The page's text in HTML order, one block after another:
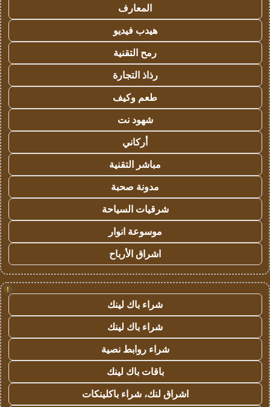
المعارف
هيدب فيديو
رمح التقنية
رذاذ التجارة
طعم وكيف
شهود نت
أركاني
مباشر التقنية
مدونة صحبة
شرقيات السياحة
موسوعة انوار
اشراق الأرباح
!
شراء باك لينك
شراء باك لينك
شراء روابط نصية
باقات باك لينك
اشراق لنك، شراء باكلينكات